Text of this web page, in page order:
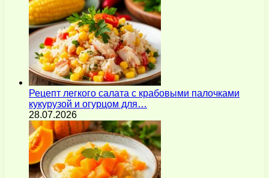
Рецепт легкого салата с крабовыми палочками
кукурузой и огурцом для…
28.07.2026